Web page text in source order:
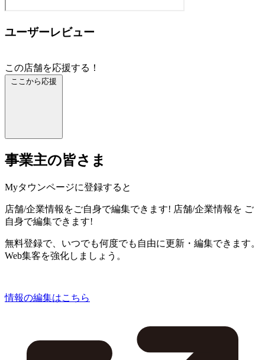
ユーザーレビュー
この店舗を応援する！
ここから応援
事業主の皆さま
Myタウンページに登録すると
店舗/企業情報をご自身で編集できます! 店舗/企業情報を ご
自身で編集できます!
無料登録で、いつでも何度でも自由に更新・編集できます。
Web集客を強化しましょう。
情報の編集はこちら